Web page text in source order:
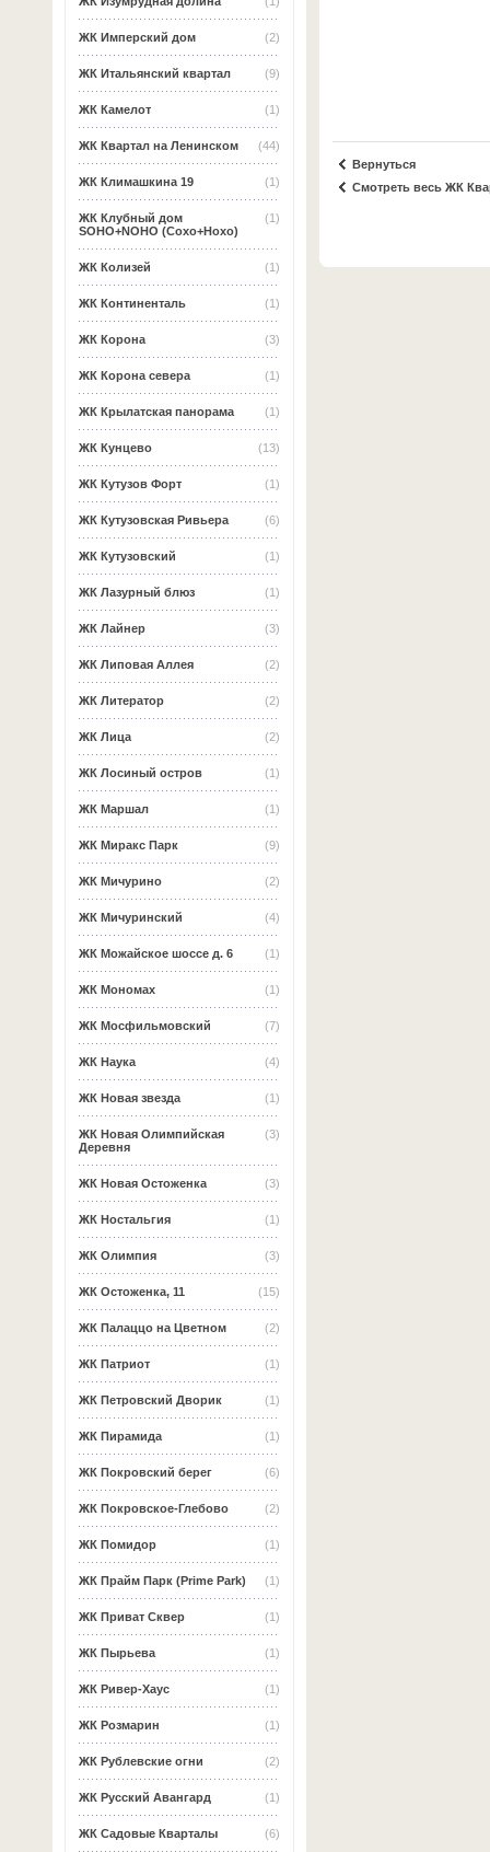
(2)
ЖК Имперский дом
(9)
ЖК Итальянский квартал
(1)
ЖК Камелот
(44)
ЖК Квартал на Ленинском
(1)
ЖК Климашкина 19
(1)
ЖК Клубный дом
SOHO+NOHO (Сохо+Нохо)
(1)
ЖК Колизей
(1)
ЖК Континенталь
(3)
ЖК Корона
(1)
ЖК Корона севера
(1)
ЖК Крылатская панорама
(13)
ЖК Кунцево
(1)
ЖК Кутузов Форт
(6)
ЖК Кутузовская Ривьера
(1)
ЖК Кутузовский
(1)
ЖК Лазурный блюз
(3)
ЖК Лайнер
(2)
ЖК Липовая Аллея
(2)
ЖК Литератор
(2)
ЖК Лица
(1)
ЖК Лосиный остров
(1)
ЖК Маршал
(9)
ЖК Миракс Парк
(2)
ЖК Мичурино
(4)
ЖК Мичуринский
(1)
ЖК Можайское шоссе д. 6
(1)
ЖК Мономах
(7)
ЖК Мосфильмовский
(4)
ЖК Наука
(1)
ЖК Новая звезда
(3)
ЖК Новая Олимпийская
Деревня
(3)
ЖК Новая Остоженка
(1)
ЖК Ностальгия
(3)
ЖК Олимпия
(15)
ЖК Остоженка, 11
(2)
ЖК Палаццо на Цветном
(1)
ЖК Патриот
(1)
ЖК Петровский Дворик
(1)
ЖК Пирамида
(6)
ЖК Покровский берег
(2)
ЖК Покровское-Глебово
(1)
ЖК Помидор
(1)
ЖК Прайм Парк (Prime Park)
(1)
ЖК Приват Сквер
(1)
ЖК Пырьева
(1)
ЖК Ривер-Хаус
(1)
ЖК Розмарин
(2)
ЖК Рублевские огни
(1)
ЖК Русский Авангард
(6)
ЖК Садовые Кварталы
Вернуться
Смотреть весь ЖК